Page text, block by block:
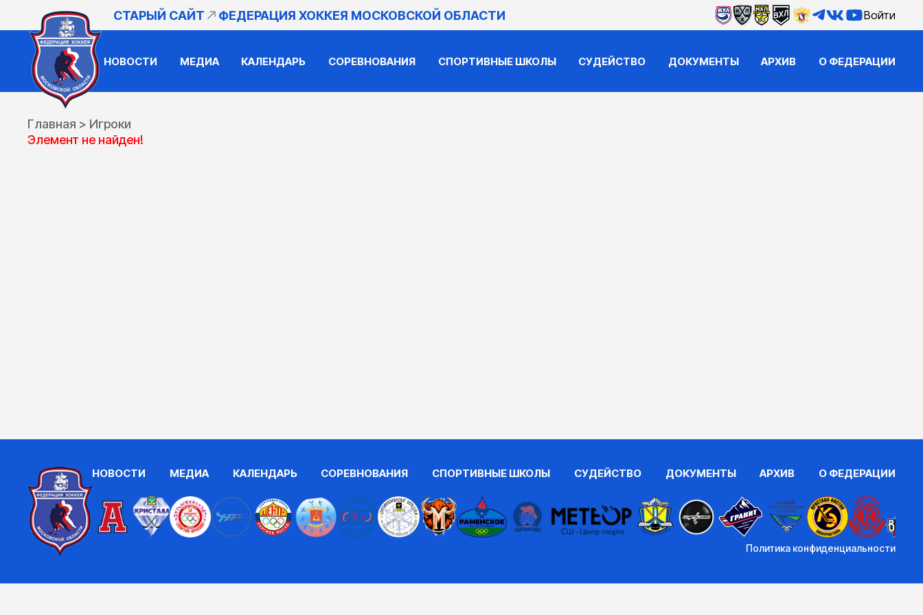
СТАРЫЙ САЙТ ФЕДЕРАЦИЯ ХОККЕЯ МОСКОВСКОЙ ОБЛАСТИ Войти
НОВОСТИ МЕДИА КАЛЕНДАРЬ СОРЕВНОВАНИЯ СПОРТИВНЫЕ ШКОЛЫ СУДЕЙСТВО ДОКУМЕНТЫ АРХИВ О ФЕДЕРАЦИИ
Главная > Игроки
Элемент не найден!
НОВОСТИ МЕДИА КАЛЕНДАРЬ СОРЕВНОВАНИЯ СПОРТИВНЫЕ ШКОЛЫ СУДЕЙСТВО ДОКУМЕНТЫ АРХИВ О ФЕДЕРАЦИИ
Политика конфиденциальности